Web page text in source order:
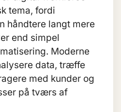
tema, fordi
håndtere langt mere
end simpel
Moderne
data, træffe
med kunder og
på tværs af